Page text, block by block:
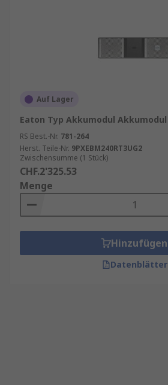
Auf Lager
Eaton Typ Akkumodul Akkumodul
RS Best.-Nr. 781-264
Herst. Teile-Nr. 9PXEBM240RT3UG2
Zwischensumme (1 Stück)
CHF.2'325.53
Menge
Hinzufügen
Datenblätter